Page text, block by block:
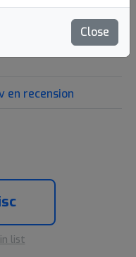
Close
11
0 1
en recension
list